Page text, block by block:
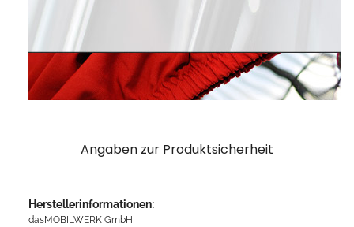
Angaben zur Produktsicherheit
Herstellerinformationen:
dasMOBILWERK GmbH